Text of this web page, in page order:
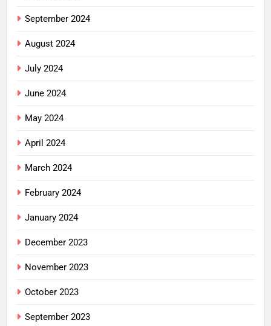
September 2024
August 2024
July 2024
June 2024
May 2024
April 2024
March 2024
February 2024
January 2024
December 2023
November 2023
October 2023
September 2023